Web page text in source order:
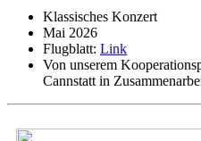
Klassisches Konzert
Mai 2026
Flugblatt: Link
Von unserem
Cannstatt in